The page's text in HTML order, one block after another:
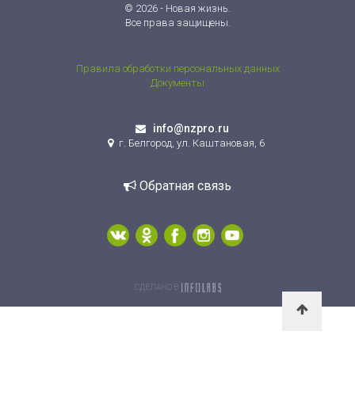
© 2026 - Новая жизнь.
Все права защищены.
Правила обработки персональных данных
Документы
info@nzpro.ru
г. Белгород, ул. Каштановая, 6
Обратная связь
СДЕЛАНО В